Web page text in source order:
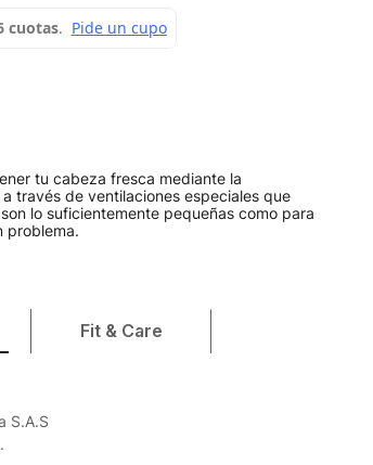
tu cabeza fresca mediante la
través de ventilaciones especiales que
lo suficientemente pequeñas como para
problema.
Fit & Care
S.A.S